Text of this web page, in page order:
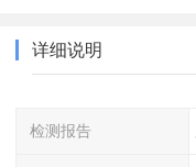
详细说明
检测报告